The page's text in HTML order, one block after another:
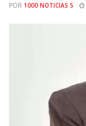
POR 1000 NOTICIAS 5